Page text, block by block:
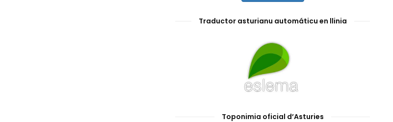
Traductor asturianu automáticu en llinia
Toponimia oficial d’Asturies